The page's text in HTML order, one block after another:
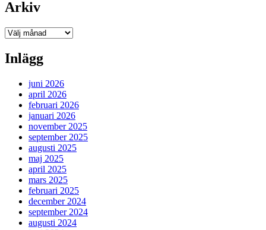
Arkiv
Arkiv
Inlägg
juni 2026
april 2026
februari 2026
januari 2026
november 2025
september 2025
augusti 2025
maj 2025
april 2025
mars 2025
februari 2025
december 2024
september 2024
augusti 2024